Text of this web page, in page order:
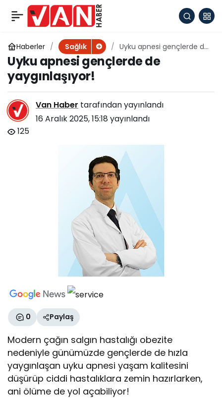
Haberler Sağlık
Uyku apnesi gençlerde de
yaygınlaşıyor!
Uyku apnesi gençlerde de
yaygınlaşıyor!
Van Haber tarafından yayınlandı
16 Aralık 2025, 15:18 yayınlandı
125
0 Paylaş
Modern çağın salgın hastalığı obezite
nedeniyle günümüzde gençlerde de hızla
yaygınlaşan uyku apnesi yaşam kalitesini
düşürüp ciddi hastalıklara zemin hazırlarken,
ani ölüme de yol açabiliyor!
Yiyeceklerin Görünüşü
Dünyayı Kurtarır mı?
Paylaş